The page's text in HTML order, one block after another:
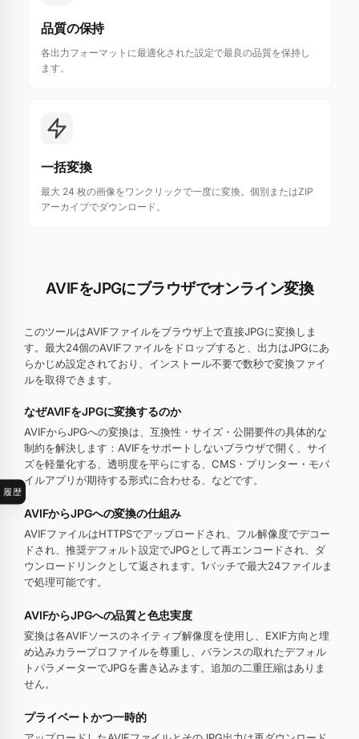
履歴
品質の保持
各出力フォーマットに最適化された設定で最良の品質を保持し
ます。
一括変換
最大 24 枚の画像をワンクリックで一度に変換。個別またはZIP
アーカイブでダウンロード。
AVIFをJPGにブラウザでオンライン変換
このツールはAVIFファイルをブラウザ上で直接JPGに変換しま
す。最大24個のAVIFファイルをドロップすると、出力はJPGにあ
らかじめ設定されており、インストール不要で数秒で変換ファイ
ルを取得できます。
なぜAVIFをJPGに変換するのか
AVIFからJPGへの変換は、互換性・サイズ・公開要件の具体的な
制約を解決します：AVIFをサポートしないブラウザで開く、サイ
ズを軽量化する、透明度を平らにする、CMS・プリンター・モバ
イルアプリが期待する形式に合わせる、などです。
AVIFからJPGへの変換の仕組み
AVIFファイルはHTTPSでアップロードされ、フル解像度でデコー
ドされ、推奨デフォルト設定でJPGとして再エンコードされ、ダ
ウンロードリンクとして返されます。1バッチで最大24ファイルま
で処理可能です。
AVIFからJPGへの品質と色忠実度
変換は各AVIFソースのネイティブ解像度を使用し、EXIF方向と埋
め込みカラープロファイルを尊重し、バランスの取れたデフォル
トパラメーターでJPGを書き込みます。追加の二重圧縮はありま
せん。
プライベートかつ一時的